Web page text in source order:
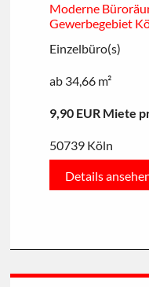
Moderne
Gewerbegebiet
Einzelbüro(s)
ab 34,66 m²
9,90 EUR Miete
50739 Köln
Details